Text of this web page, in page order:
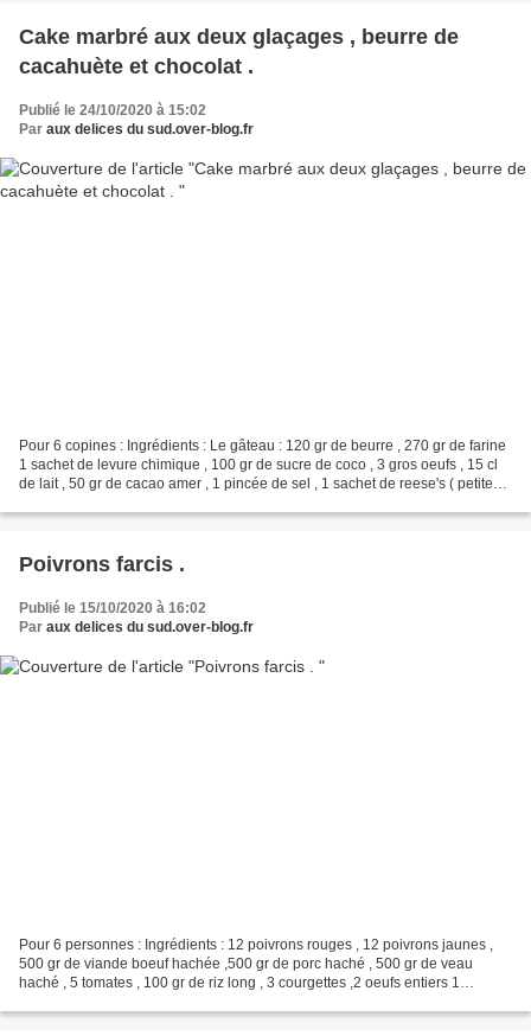
Cake marbré aux deux glaçages , beurre de
cacahuète et chocolat .
Publié le 24/10/2020 à 15:02
Par aux delices du sud.over-blog.fr
Pour 6 copines : Ingrédients : Le gâteau : 120 gr de beurre , 270 gr de farine
1 sachet de levure chimique , 100 gr de sucre de coco , 3 gros oeufs , 15 cl
de lait , 50 gr de cacao amer , 1 pincée de sel , 1 sachet de reese's ( petites
Poivrons farcis .
Publié le 15/10/2020 à 16:02
Par aux delices du sud.over-blog.fr
Pour 6 personnes : Ingrédients : 12 poivrons rouges , 12 poivrons jaunes ,
500 gr de viande boeuf hachée ,500 gr de porc haché , 500 gr de veau
haché , 5 tomates , 100 gr de riz long , 3 courgettes ,2 oeufs entiers 1